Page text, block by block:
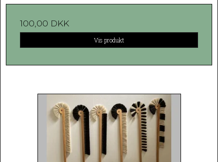
100,00 DKK
Vis produkt